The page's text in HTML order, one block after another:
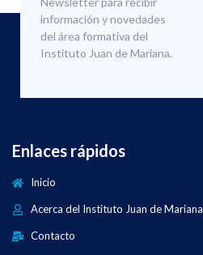
información y novedades
del área formativa del
Instituto Juan de Mariana.
Enlaces rápidos
Inicio
Acerca del Instituto Juan de Mariana
Contacto